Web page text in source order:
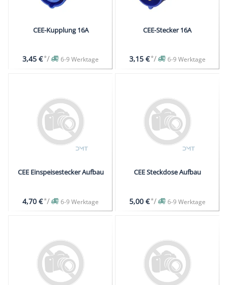
CEE-Kupplung 16A
3,45 €*/ 6-9 Werktage
CEE-Stecker 16A
3,15 €*/ 6-9 Werktage
CEE Einspeisestecker Aufbau
4,70 €*/ 6-9 Werktage
CEE Steckdose Aufbau
5,00 €*/ 6-9 Werktage